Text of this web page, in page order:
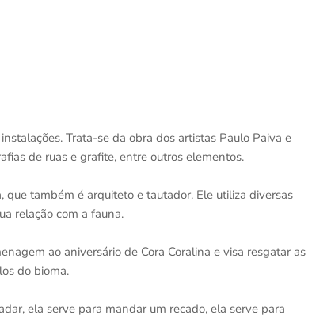
Trata-se da obra dos artistas Paulo Paiva e
de ruas e grafite, entre outros elementos.
também é arquiteto e tautador. Ele utiliza diversas
relação com a fauna.
ao aniversário de Cora Coralina e visa resgatar as
do bioma.
ela serve para mandar um recado, ela serve para